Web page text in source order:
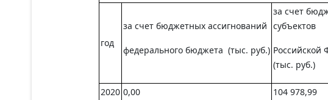
год
за счет бюджетных ассигнований
федерального бюджета (тыс. руб.)
за счет
субъектов
Российской
(тыс. руб.)
2020 0,00 104 978,99